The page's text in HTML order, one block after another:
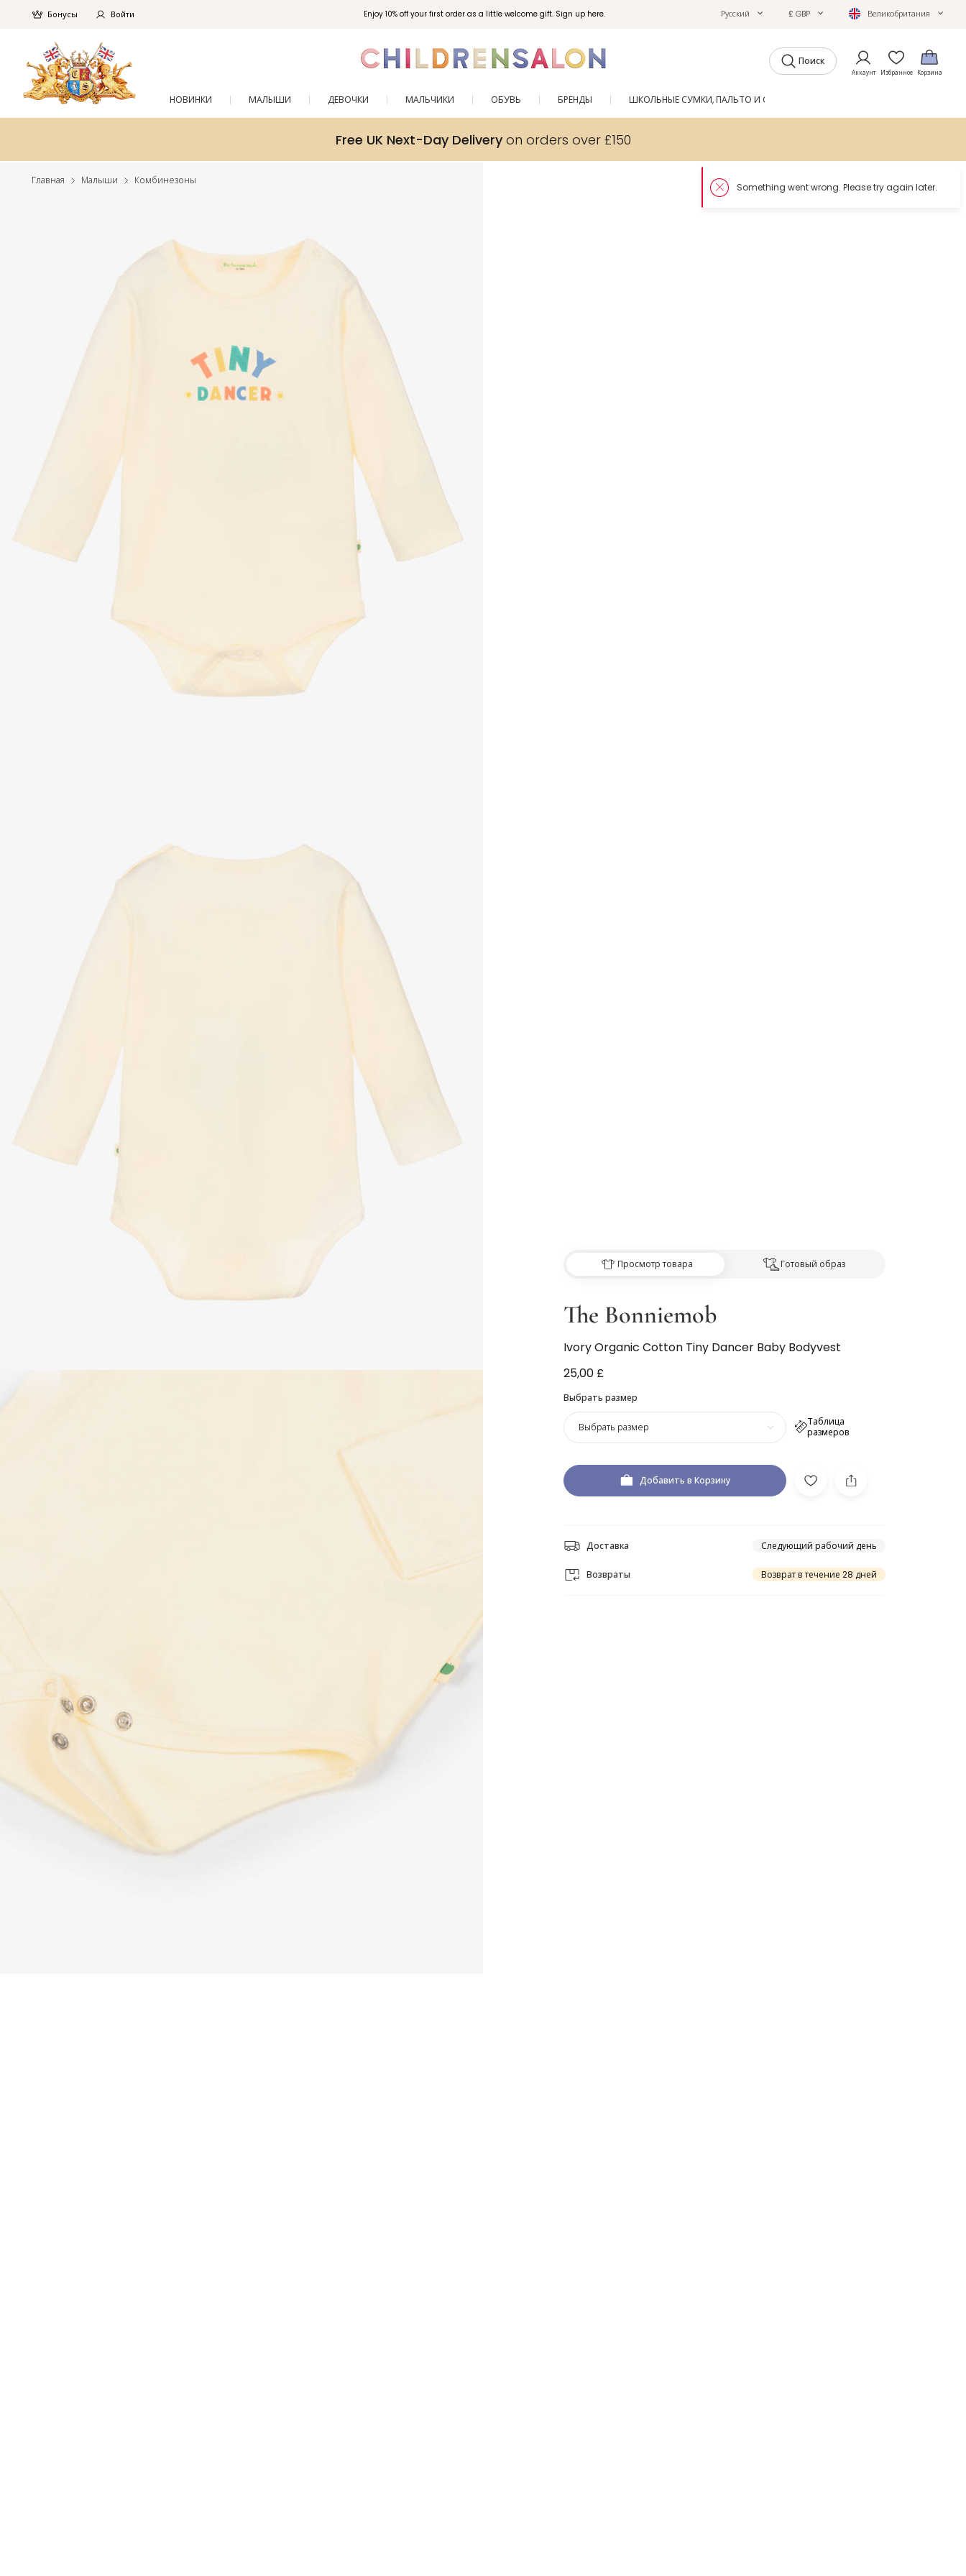
Enjoy 10% off your first order as a little welcome gift. Sign up here.
Бонусы Войти Русский £ GBP Великобритания
Поиск
Аккаунт Избранное Корзина
НОВИНКИ МАЛЫШИ ДЕВОЧКИ МАЛЬЧИКИ ОБУВЬ БРЕНДЫ ШКОЛЬНЫЕ СУМКИ, ПАЛЬТО И ОБУВЬ
Free UK Next-Day Deliveryon orders over £150
Главная Малыши Комбинезоны
Просмотр товара Готовый образ
The Bonniemob
Ivory Organic Cotton Tiny Dancer Baby Bodyvest
25,00 £
Выбрать размер
Таблица
размеров
Выбрать размер
Добавить в Корзину
Доставка Следующий рабочий день
Возвраты Возврат в течение 28 дней